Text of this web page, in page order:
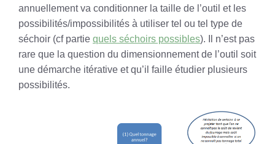
annuellement va conditionner la taille de l’outil et les
possibilités/impossibilités à utiliser tel ou tel type de
séchoir (cf partie quels séchoirs possibles). Il n’est pas
rare que la question du dimensionnement de l’outil soit
une démarche itérative et qu’il faille étudier plusieurs
possibilités.